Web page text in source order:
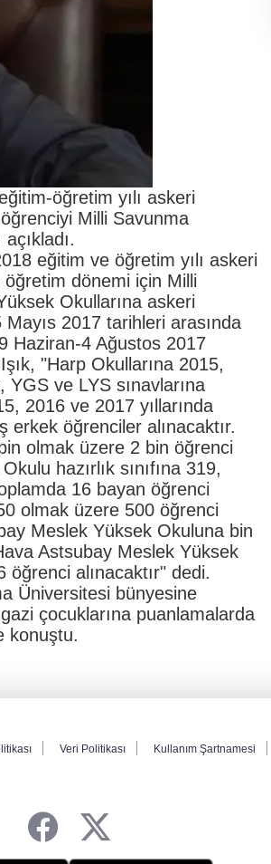
öğretim yılı askeri
Milli Savunma
eğitim ve öğretim yılı askeri
dönemi için Milli
Okullarına askeri
2017 tarihleri arasında
Haziran-4 Ağustos 2017
"Harp Okullarına 2015,
YGS ve LYS sınavlarına
2016 ve 2017 yıllarında
erkek öğrenciler alınacaktır.
olmak üzere 2 bin öğrenci
hazırlık sınıfına 319,
16 bayan öğrenci
olmak üzere 500 öğrenci
Meslek Yüksek Okuluna bin
Astsubay Meslek Yüksek
alınacaktır" dedi.
Üniversitesi bünyesine
çocuklarına puanlamalarda
konuştu.
Veri Politikası Kullanım Şartnamesi